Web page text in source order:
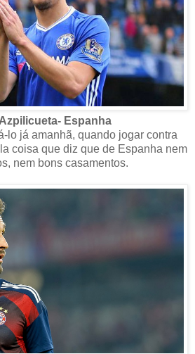
Espanha
lo já amanhã, quando jogar contra
coisa que diz que de Espanha nem
nem bons casamentos.